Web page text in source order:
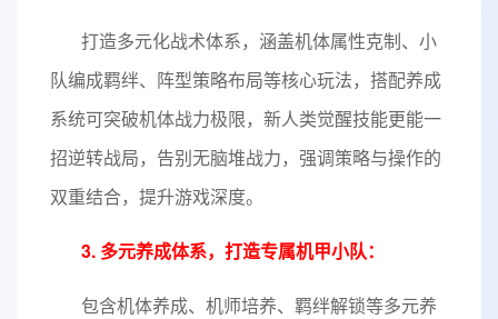
打造多元化战术体系，涵盖机体属性克制、小
队编成羁绊、阵型策略布局等核心玩法，搭配养成
系统可突破机体战力极限，新人类觉醒技能更能一
招逆转战局，告别无脑堆战力，强调策略与操作的
双重结合，提升游戏深度。
3. 多元养成体系，打造专属机甲小队：
包含机体养成、机师培养、羁绊解锁等多元养